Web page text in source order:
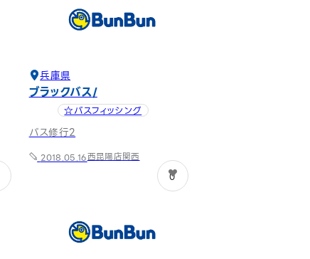
兵庫県
ブラックバス
☆バスフィッシング
バス修行2
2018.05.16西昆陽店関西
0